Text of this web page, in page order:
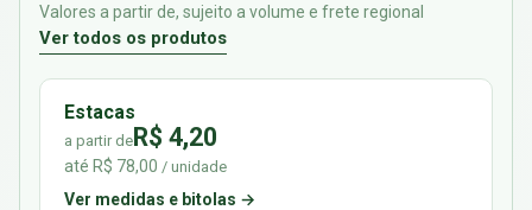
Valores a partir de, sujeito a volume e frete regional
Ver todos os produtos
Estacas
a partir deR$ 4,20
até R$ 78,00 / unidade
Ver medidas e bitolas →